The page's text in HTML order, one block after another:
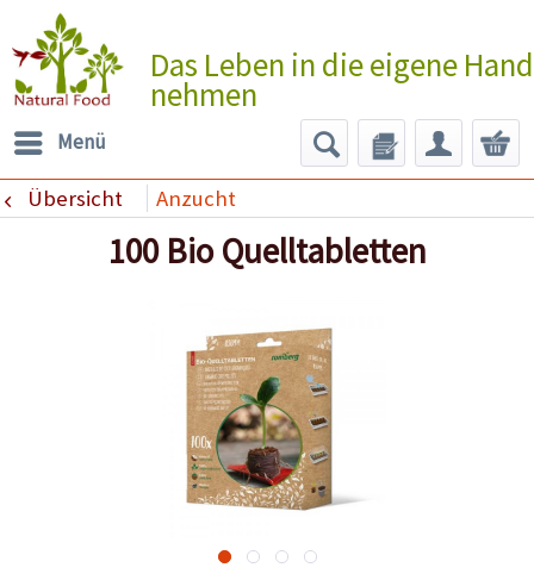
Das Leben in die eigene Hand
nehmen
Menü
Übersicht Anzucht
100 Bio Quelltabletten